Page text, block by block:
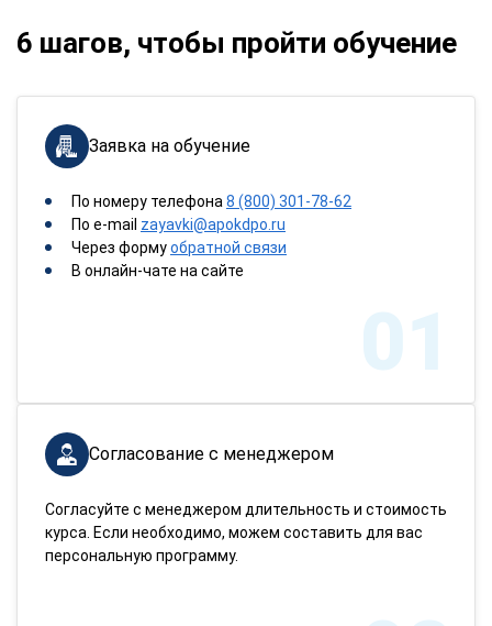
6 шагов, чтобы пройти обучение
Заявка на обучение
По номеру телефона 8 (800) 301-78-62
По e-mail zayavki@apokdpo.ru
Через формуобратной связи
В онлайн-чате на сайте
01
Согласование с менеджером
Согласуйте с менеджером длительность и стоимость
курса. Если необходимо, можем составить для вас
персональную программу.